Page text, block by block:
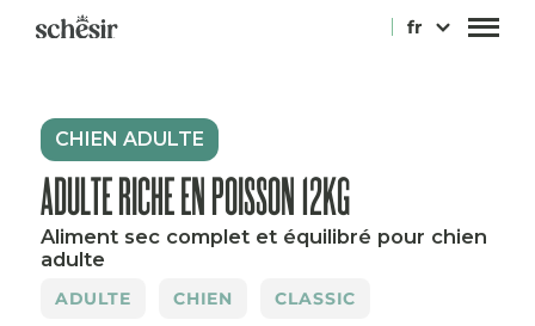
fr
CHIEN ADULTE
ADULTE RICHE EN POISSON 12KG
Aliment sec complet et équilibré pour chien
adulte
ADULTE CHIEN CLASSIC